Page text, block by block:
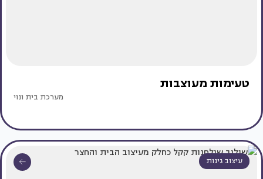
טעימות מעוצבות
מערכת בית ונוי
עיצוב גינות